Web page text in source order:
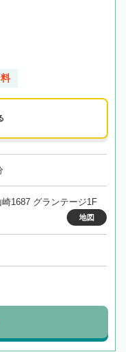
1687 グランテージ1F
地図